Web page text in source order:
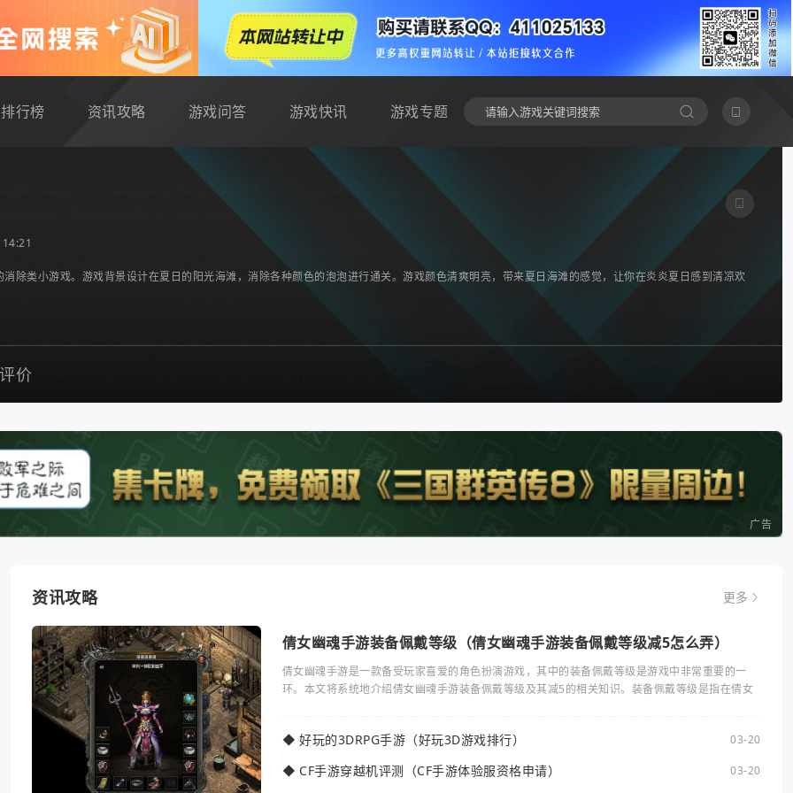
排行榜 资讯攻略 游戏问答 游戏快讯 游戏专题
除类小游戏。游戏背景设计在夏日的阳光海滩，消除各种颜色的泡泡进行通关。游戏颜色清爽明亮，带来夏日海滩的感觉，让你在炎炎夏日感到清凉欢
价
广告
资讯攻略 更多
倩女幽魂手游装备佩戴等级（倩女幽魂手游装备佩戴等级减5怎么弄）
倩女幽魂手游是一款备受玩家喜爱的角色扮演游戏，其中的装备佩戴等级是游戏中非常重要的一
环。本文将系统地介绍倩女幽魂手游装备佩戴等级及其减5的相关知识。装备佩戴等级是指在倩女
◆ 好玩的3DRPG手游（好玩3D游戏排行） 03-20
◆ CF手游穿越机评测（CF手游体验服资格申请） 03-20